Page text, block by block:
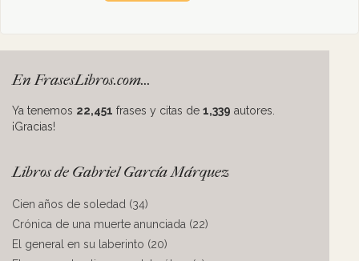
En FrasesLibros.com...
Ya tenemos 22,451 frases y citas de 1,339 autores.
¡Gracias!
Libros de Gabriel García Márquez
Cien años de soledad (34)
Crónica de una muerte anunciada (22)
El general en su laberinto (20)